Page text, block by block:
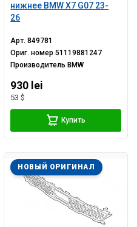
нижнее BMW X7 G07 23-
26
Арт.849781
Ориг. номер51119881247
Производитель BMW
930 lei
53 $
Купить
НОВЫЙ ОРИГИНАЛ